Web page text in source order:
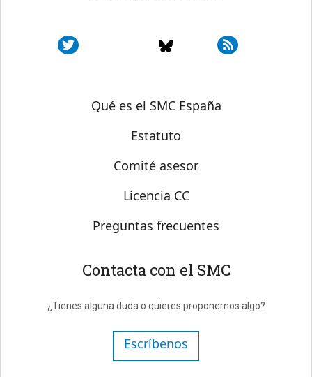
Sobre SMC España
Qué es el SMC España
Estatuto
Comité asesor
Licencia CC
Preguntas frecuentes
Contacta con el SMC
¿Tienes alguna duda o quieres proponernos algo?
Escríbenos